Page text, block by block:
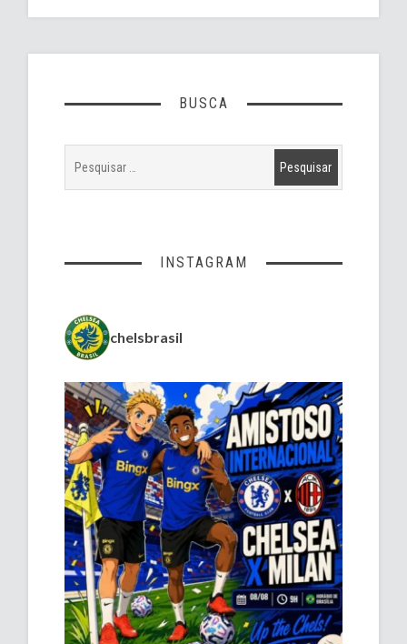
BUSCA
INSTAGRAM
chelsbrasil